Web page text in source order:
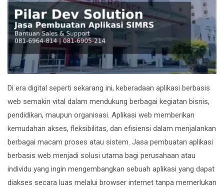
Di era digital seperti sekarang ini, keberadaan aplikasi berbasis
web semakin vital dalam mendukung berbagai kegiatan bisnis,
pendidikan, maupun organisasi. Aplikasi web memberikan
kemudahan akses, fleksibilitas, dan efisiensi dalam menjalankan
berbagai macam proses atau sistem. Jasa pembuatan aplikasi
berbasis web menjadi solusi utama bagi perusahaan atau
individu yang ingin mengembangkan sebuah aplikasi yang dapat
diakses secara luas melalui browser internet tanpa memerlukan